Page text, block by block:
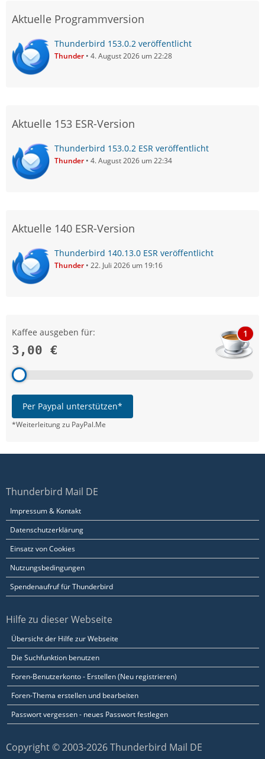
Aktuelle Programmversion
Thunderbird 153.0.2 veröffentlicht
Thunder 4. August 2026 um 22:28
Aktuelle 153 ESR-Version
Thunderbird 153.0.2 ESR veröffentlicht
Thunder 4. August 2026 um 22:34
Aktuelle 140 ESR-Version
Thunderbird 140.13.0 ESR veröffentlicht
Thunder 22. Juli 2026 um 19:16
Kaffee ausgeben für:
3,00 €
1
Per Paypal unterstützen*
*Weiterleitung zu PayPal.Me
Thunderbird Mail DE
Impressum & Kontakt
Datenschutzerklärung
Einsatz von Cookies
Nutzungsbedingungen
Spendenaufruf für Thunderbird
Hilfe zu dieser Webseite
Übersicht der Hilfe zur Webseite
Die Suchfunktion benutzen
Foren-Benutzerkonto - Erstellen (Neu registrieren)
Foren-Thema erstellen und bearbeiten
Passwort vergessen - neues Passwort festlegen
Copyright © 2003-2026 Thunderbird Mail DE